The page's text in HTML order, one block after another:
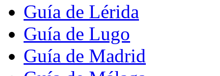
Guía de Lérida
Guía de Lugo
Guía de Madrid